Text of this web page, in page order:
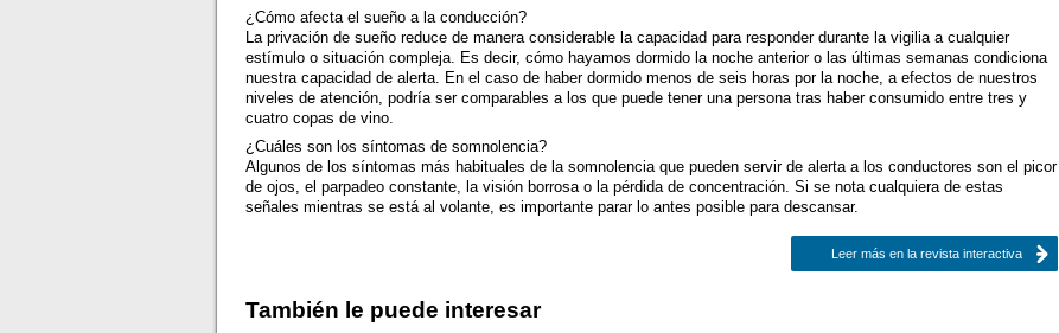
¿Cómo afecta el sueño a la conducción?
La privación de sueño reduce de manera considerable la capacidad para responder durante la vigilia a cualquier
estímulo o situación compleja. Es decir, cómo hayamos dormido la noche anterior o las últimas semanas condiciona
nuestra capacidad de alerta. En el caso de haber dormido menos de seis horas por la noche, a efectos de nuestros
niveles de atención, podría ser comparables a los que puede tener una persona tras haber consumido entre tres y
cuatro copas de vino.
¿Cuáles son los síntomas de somnolencia?
Algunos de los síntomas más habituales de la somnolencia que pueden servir de alerta a los conductores son el picor
de ojos, el parpadeo constante, la visión borrosa o la pérdida de concentración. Si se nota cualquiera de estas
señales mientras se está al volante, es importante parar lo antes posible para descansar.
Leer más en la revista interactiva
También le puede interesar